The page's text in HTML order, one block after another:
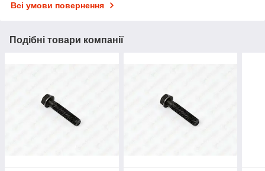
Всі умови повернення
Подібні товари компанії